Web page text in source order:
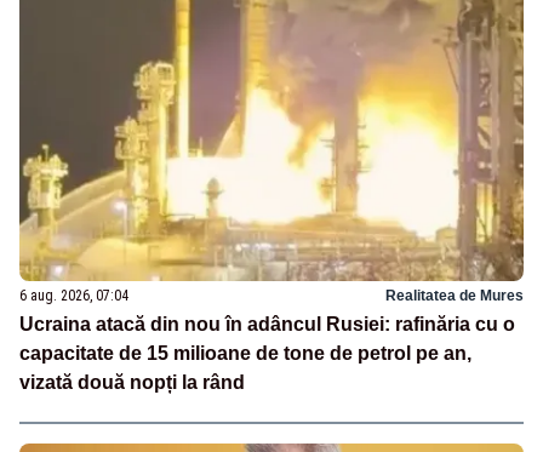
6 aug. 2026, 07:04 Realitatea de Mures
Ucraina atacă din nou în adâncul Rusiei: rafinăria cu o
capacitate de 15 milioane de tone de petrol pe an,
vizată două nopți la rând